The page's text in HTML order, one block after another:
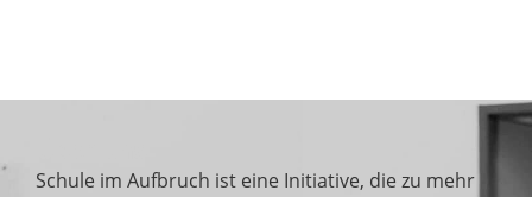
Schule im Aufbruch ist eine Initiative, die zu mehr